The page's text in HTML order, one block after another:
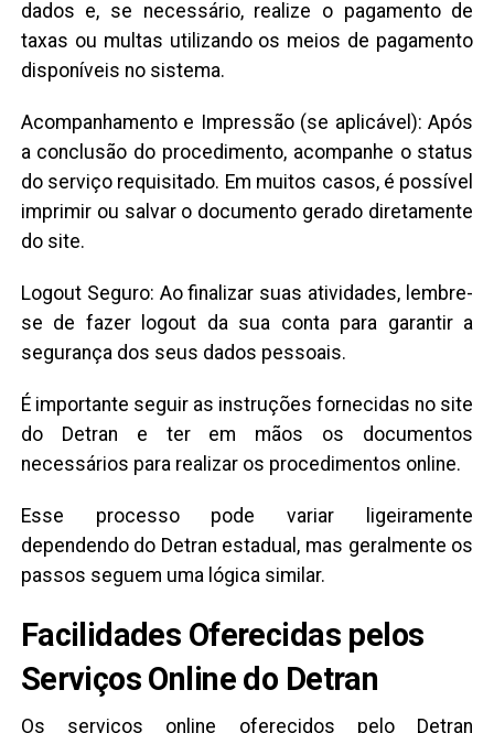
dados e, se necessário, realize o pagamento de
taxas ou multas utilizando os meios de pagamento
disponíveis no sistema.
Acompanhamento e Impressão (se aplicável): Após
a conclusão do procedimento, acompanhe o status
do serviço requisitado. Em muitos casos, é possível
imprimir ou salvar o documento gerado diretamente
do site.
Logout Seguro: Ao finalizar suas atividades, lembre-
se de fazer logout da sua conta para garantir a
segurança dos seus dados pessoais.
É importante seguir as instruções fornecidas no site
do Detran e ter em mãos os documentos
necessários para realizar os procedimentos online.
Esse processo pode variar ligeiramente
dependendo do Detran estadual, mas geralmente os
passos seguem uma lógica similar.
Facilidades Oferecidas pelos
Serviços Online do Detran
Os serviços online oferecidos pelo Detran